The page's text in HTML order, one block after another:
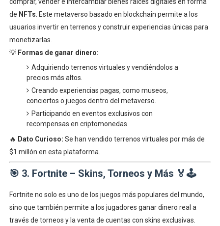
de NFTs . Este metaverso basado en blockchain permite a los
usuarios invertir en terrenos y construir experiencias únicas para
monetizarlas.
💡 Formas de ganar dinero:
Adquiriendo terrenos virtuales y vendiéndolos a
precios más altos.
Creando experiencias pagas, como museos,
conciertos o juegos dentro del metaverso.
Participando en eventos exclusivos con
recompensas en criptomonedas.
🔥 Dato Curioso: Se han vendido terrenos virtuales por más de
$1 millón en esta plataforma.
🎯 3. Fortnite – Skins, Torneos y Más 🏅🕹
Fortnite no solo es uno de los juegos más populares del mundo,
sino que también permite a los jugadores ganar dinero real a
través de torneos y la venta de cuentas con skins exclusivas.